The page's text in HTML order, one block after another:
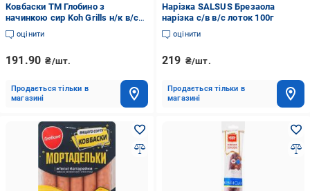
Ковбаски ТМ Глобино з
начинкою сир Koh Grills н/к в/с
365г
оцінити
191.90 ₴/шт.
Продається тільки в
магазині
Нарізка SALSUS Брезаола
нарізка с/в в/с лоток 100г
оцінити
219 ₴/шт.
Продається тільки в
магазині